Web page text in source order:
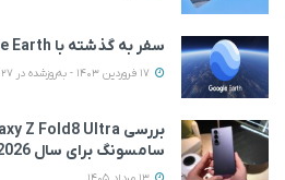
سفر به گذشته با Google Earth
سامسونگ برای سال 2026